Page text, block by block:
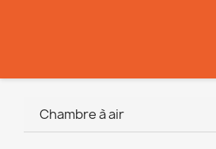
Chambre à air